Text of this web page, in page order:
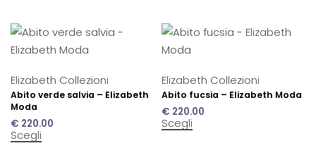
Elizabeth Collezioni
Abito verde salvia – Elizabeth
Moda
€ 220.00
Scegli
Elizabeth Collezioni
Abito fucsia – Elizabeth Moda
€ 220.00
Scegli